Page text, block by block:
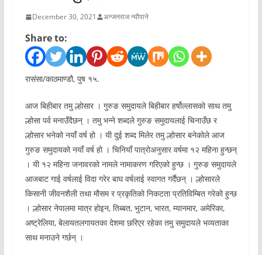
December 30, 2021 अन्जनराज न्यौपाने
Share to:
रासंसा/काठमाण्डौ, पुष १५.
आज बिहीबार तमु ल्होसार । गुरुङ समुदायले बिहीबार हर्षोल्लासको साथ तमु
ल्होसा पर्व मनाउँदैछन् । तमु भन्ने शब्दले गुरुङ समुदायलाई चिनाउँछ र
ल्होसार भनेको नयाँ वर्ष हो । यी दुई शब्द मिलेर तमु ल्होसार बनेकोले आज
गुरुङ समुदायको नयाँ वर्ष हो । चिनियाँ पात्रोअनुसार वर्षमा १२ महिना हुन्छन्
। यी १२ महिना जनावरको नामले नामाकरण गरिएको हुन्छ । गुरुङ समुदायले
आजबाट गाई वर्षलाई विदा गरेर बाघ वर्षलाई स्वागत गर्दैछन् । ल्होसारले
किसानी जीवनशैली तथा मौसम र प्रकृतिको निकटता प्रतिविम्बित गरेको हुन्छ
। ल्होसार नेपालमा मात्र होइन, तिब्बत, भुटान, भारत, म्यानमार, अमेरिका,
अष्ट्रेलिया, बेलायतलगायतका देशमा छरिएर रहेका तमु समुदायले भव्यताका
साथ मनाउने गर्छन् ।